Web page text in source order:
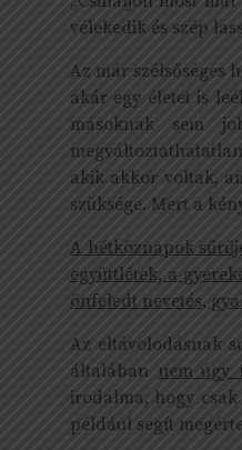
vélekedik és szép
Az már szélsőséges
akár egy életet is
másoknak sem
akik akkor voltak,
szüksége. Mert a
A hétköznapok
együttlétek, a
önfeledt nevetés,
Az eltávolodásnak
általában nem úgy
irodalma, hogy
például segít